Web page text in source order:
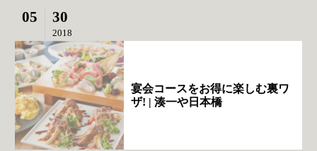
05 30
2018
宴会コースをお得に楽しむ裏ワ
ザ! | 湊一や日本橋